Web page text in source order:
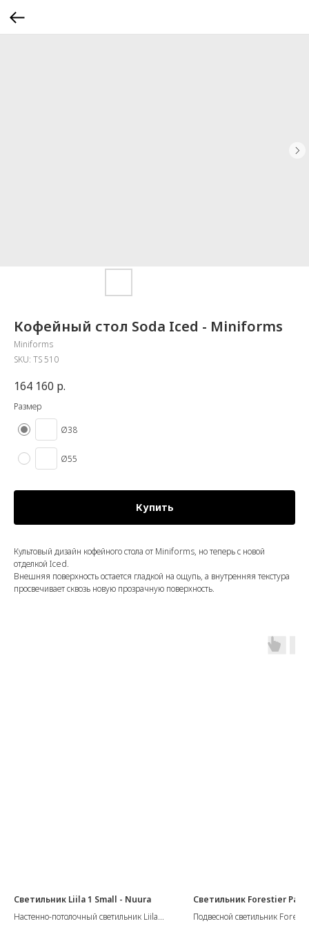
Кофейный стол Soda Iced - Miniforms
Miniforms
SKU: TS 510
164 160 р.
Размер
Ø38
Ø55
Купить
Культовый дизайн кофейного стола от Miniforms, но теперь с новой
отделкой Iced.
Внешняя поверхность остается гладкой на ощупь, а внутренняя текстура
просвечивает сквозь новую прозрачную поверхность.
Светильник Liila 1 Small - Nuura
Настенно-потолочный светильник Liila
Светильник Forestier
Подвесной светильник